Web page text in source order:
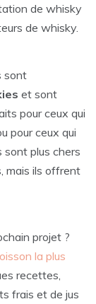
de whisky
de whisky.
sont
et sont
pour ceux qui
pour ceux qui
sont plus chers
mais ils offrent
projet ?
la plus
recettes,
frais et de jus